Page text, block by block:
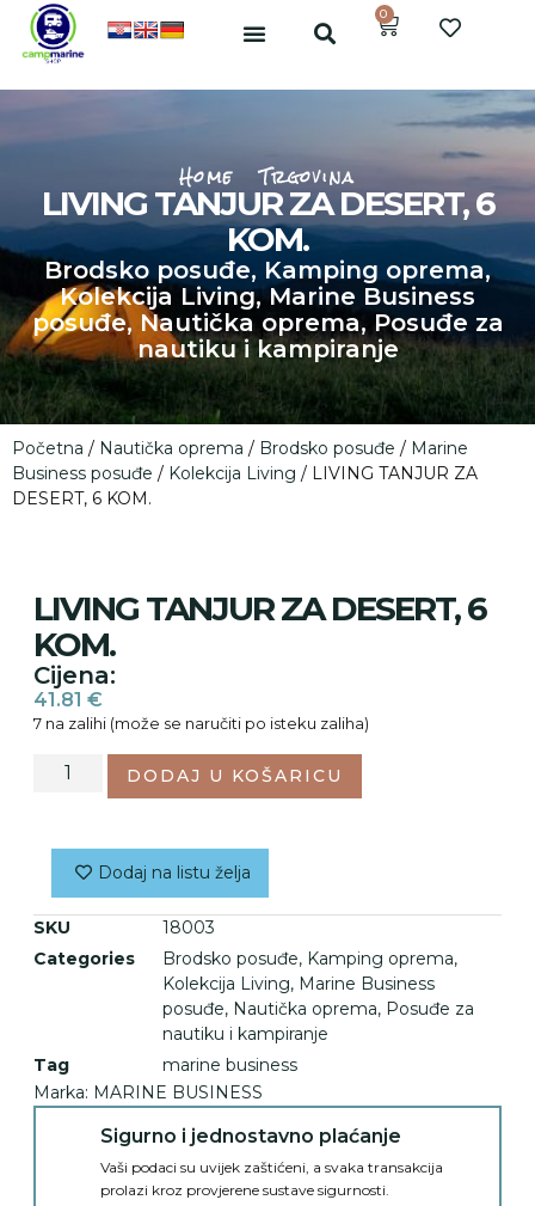
0
Home Trgovina
LIVING TANJUR ZA DESERT, 6
KOM.
Brodsko posuđe, Kamping oprema,
Kolekcija Living,Marine Business
posuđe, Nautička oprema, Posuđe za
nautiku i kampiranje
Početna / Nautička oprema / Brodsko posuđe / Marine
Business posuđe / Kolekcija Living / LIVING TANJUR ZA
DESERT, 6 KOM.
LIVING TANJUR ZA DESERT, 6
KOM.
Cijena:
41.81 €
7 na zalihi (može se naručiti po isteku zaliha)
DODAJ U KOŠARICU
Dodaj na listu želja
SKU
18003
Categories
Brodsko posuđe, Kamping oprema,
Kolekcija Living, Marine Business
posuđe, Nautička oprema, Posuđe za
nautiku i kampiranje
Tag
marine business
Marka: MARINE BUSINESS
Sigurno i jednostavno plaćanje
Vaši podaci su uvijek zaštićeni, a svaka transakcija
prolazi kroz provjerene sustave sigurnosti.